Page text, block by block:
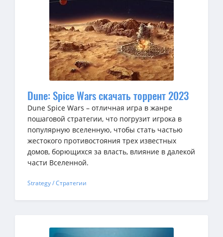
Dune: Spice Wars скачать торрент 2023
Dune Spice Wars – отличная игра в жанре
пошаговой стратегии, что погрузит игрока в
популярную вселенную, чтобы стать частью
жестокого противостояния трех известных
домов, борющихся за власть, влияние в далекой
части Вселенной.
Strategy / Стратегии